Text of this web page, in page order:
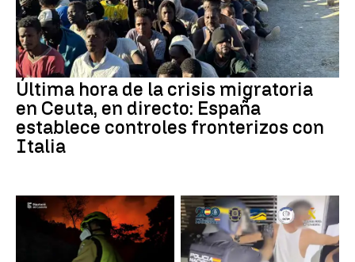
Última hora de la crisis migratoria
en Ceuta, en directo: España
establece controles fronterizos con
Italia